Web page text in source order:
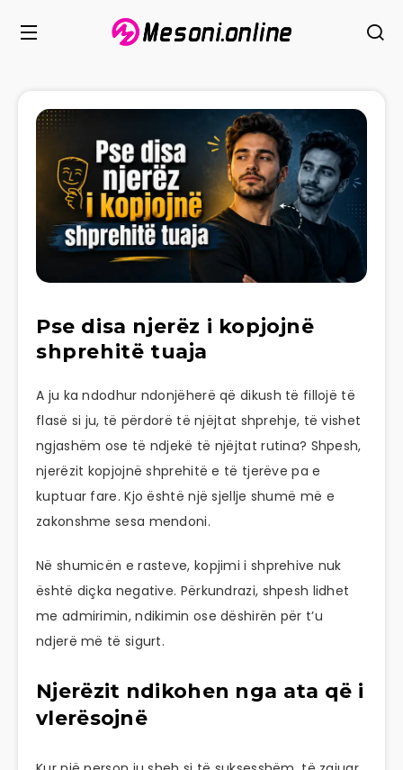
Pse disa njerëz i kopjojnë
shprehitë tuaja
A ju ka ndodhur ndonjëherë që dikush të fillojë të
flasë si ju, të përdorë të njëjtat shprehje, të vishet
ngjashëm ose të ndjekë të njëjtat rutina? Shpesh,
njerëzit kopjojnë shprehitë e të tjerëve pa e
kuptuar fare. Kjo është një sjellje shumë më e
zakonshme sesa mendoni.
Në shumicën e rasteve, kopjimi i shprehive nuk
është diçka negative. Përkundrazi, shpesh lidhet
me admirimin, ndikimin ose dëshirën për t’u
ndjerë më të sigurt.
Njerëzit ndikohen nga ata që i
vlerësojnë